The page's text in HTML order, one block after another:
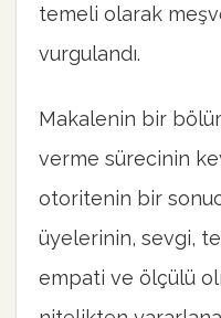
temeli olarak
vurgulandı.
Makalenin bir
verme sürecinin
otoritenin bir
üyelerinin, sevgi,
empati ve ölçülü